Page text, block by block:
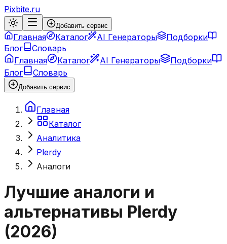
Pixbite.ru
Добавить сервис
Главная Каталог AI Генераторы
Подборки
Блог
Словарь
Главная
Каталог AI Генераторы
Подборки
Блог
Словарь
Добавить сервис
Главная
Каталог
Аналитика
Plerdy
Аналоги
Лучшие аналоги и
альтернативы Plerdy
(2026)